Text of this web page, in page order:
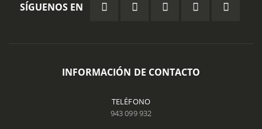
SÍGUENOS EN
INFORMACIÓN DE CONTACTO
TELÉFONO
943 099 932